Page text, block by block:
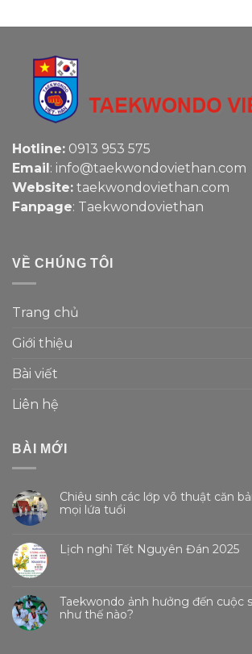
Hotline: 0913 953 575
Email : info@taekwondoviethan.com
Website: taekwondoviethan.com
Fanpage: Taekwondoviethan
VỀ CHÚNG TÔI
Trang chủ
Giới thiệu
Bài viết
Liên hệ
BÀI MỚI
Chiêu sinh các lớp võ thuật căn
mọi lứa tuổi
Lịch nghỉ Tết Nguyên Đán 2025
Taekwondo ảnh hưởng đến cuộc
như thế nào?